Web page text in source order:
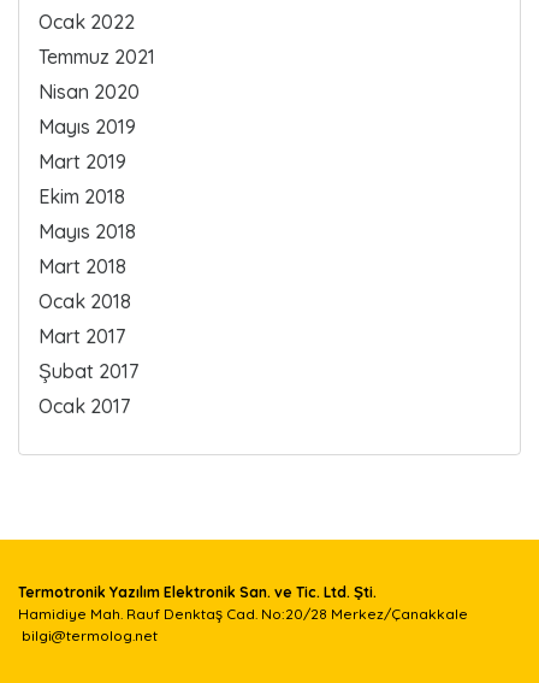
Ocak 2022
Temmuz 2021
Nisan 2020
Mayıs 2019
Mart 2019
Ekim 2018
Mayıs 2018
Mart 2018
Ocak 2018
Mart 2017
Şubat 2017
Ocak 2017
Termotronik Yazılım Elektronik San. ve Tic. Ltd. Şti.
Hamidiye Mah. Rauf Denktaş Cad. No:20/28 Merkez/Çanakkale
bilgi@termolog.net